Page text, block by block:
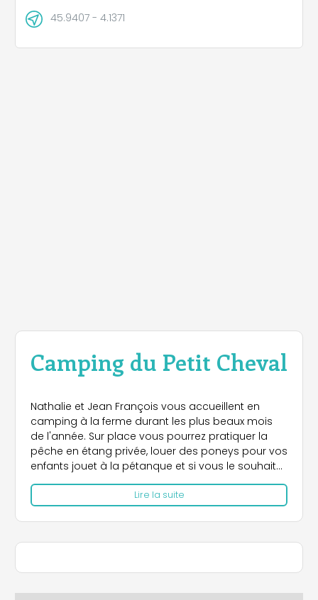
Camping du Petit Cheval
Nathalie et Jean François vous accueillent en
camping à la ferme durant les plus beaux mois
de l'année. Sur place vous pourrez pratiquer la
pêche en étang privée, louer des poneys pour vos
enfants jouet à la pétanque et si vous le souhaitez
participez à la vie de la ferme en allant nourrir les
animaux et découvrir les gorges de la Loire et ses
environs. N'hésitez pas à nous rendre visite sur
notre site. Nous vous proposons 6 emplacement
uniquement. A bientôt dans notre jolie région.
Lire la suite
45.9407 - 4.1371